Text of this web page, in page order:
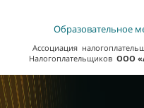
Образовательное
Ассоциация
Налогоплательщиков ООО